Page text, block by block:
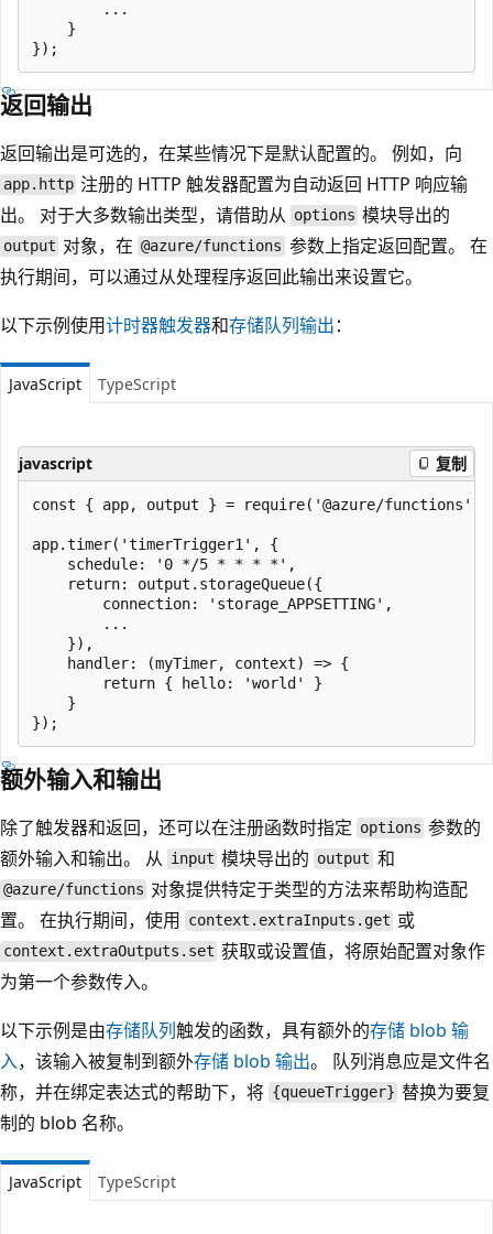
        ...
    }
返回输出
返回输出是可选的，在某些情况下是默认配置的。 例如，向
app.http 注册的 HTTP 触发器配置为自动返回 HTTP 响应输
出。 对于大多数输出类型，请借助从 options 模块导出的
output 对象，在 @azure/functions 参数上指定返回配置。 在
执行期间，可以通过从处理程序返回此输出来设置它。
以下示例使用计时器触发器和存储队列输出：
JavaScript TypeScript
javascript 复制
const { app, output } = require('@azure/functions');
app.timer('timerTrigger1', {
    schedule: '0 */5 * * * *',
    return: output.storageQueue({
        connection: 'storage_APPSETTING',
        ...
    }),
    handler: (myTimer, context) => {
        return { hello: 'world' }
    }
额外输入和输出
除了触发器和返回，还可以在注册函数时指定 options 参数的
额外输入和输出。 从 input 模块导出的 output 和
@azure/functions 对象提供特定于类型的方法来帮助构造配
置。 在执行期间，使用 context.extraInputs.get 或
context.extraOutputs.set 获取或设置值，将原始配置对象作
为第一个参数传入。
以下示例是由存储队列触发的函数，具有额外的存储 blob 输
入，该输入被复制到额外存储 blob 输出。 队列消息应是文件名
称，并在绑定表达式的帮助下，将 {queueTrigger} 替换为要复
制的 blob 名称。
JavaScript TypeScript